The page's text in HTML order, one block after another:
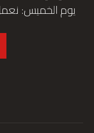
يوم الخميس: نعمل